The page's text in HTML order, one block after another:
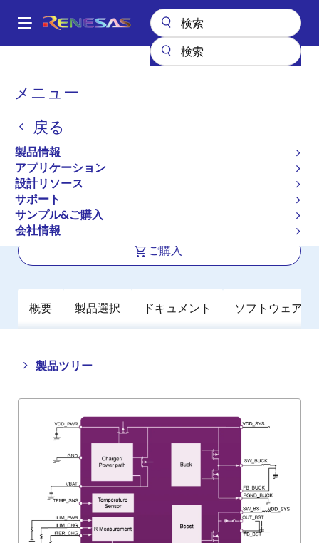
ン
Main
メニュー
戻る
製品情報
アプリケーション
設計リソース
サポート
サンプル&ご購入
会社情報
パ
く
ず
パワー & パワーマネジメント
DA9073
アクティブ
ウェアラブルおよびホームオートメー
ション向けの高度に統合されたPMIC
ご購入
概要 製品選択 ドキュメント ソフトウェア／
製品ツリー
Close
tree
Open
tree